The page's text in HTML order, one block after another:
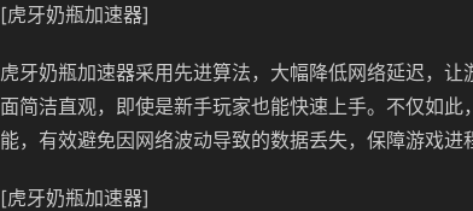
[虎牙奶瓶加速器]
虎牙奶瓶加速器采用先进算法，大幅降低网络延迟，
面简洁直观，即使是新手玩家也能快速上手。不仅如
能，有效避免因网络波动导致的数据丢失，保障游戏进
[虎牙奶瓶加速器]